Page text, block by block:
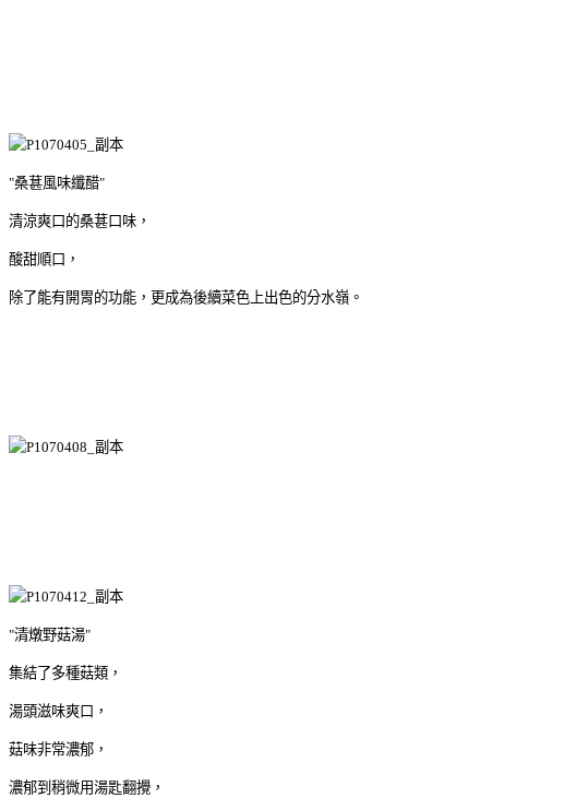
"桑葚風味纖醋"
清涼爽口的桑葚口味，
酸甜順口，
除了能有開胃的功能，更成為後續菜色上出色的分水嶺。
"清燉野菇湯"
集結了多種菇類，
湯頭滋味爽口，
菇味非常濃郁，
濃郁到稍微用湯匙翻攪，